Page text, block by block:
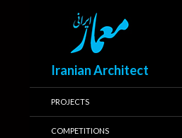
Iranian Architect
PROJECTS
COMPETITIONS